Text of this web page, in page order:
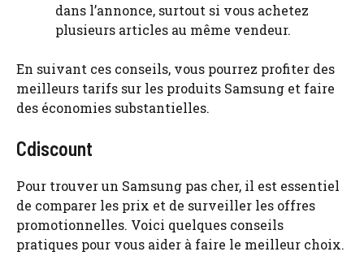
dans l’annonce, surtout si vous achetez
plusieurs articles au même vendeur.
En suivant ces conseils, vous pourrez profiter des
meilleurs tarifs sur les produits Samsung et faire
des économies substantielles.
Cdiscount
Pour trouver un Samsung pas cher, il est essentiel
de comparer les prix et de surveiller les offres
promotionnelles. Voici quelques conseils
pratiques pour vous aider à faire le meilleur choix.